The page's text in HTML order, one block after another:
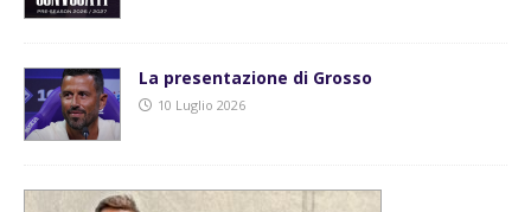
La presentazione di Grosso
10 Luglio 2026